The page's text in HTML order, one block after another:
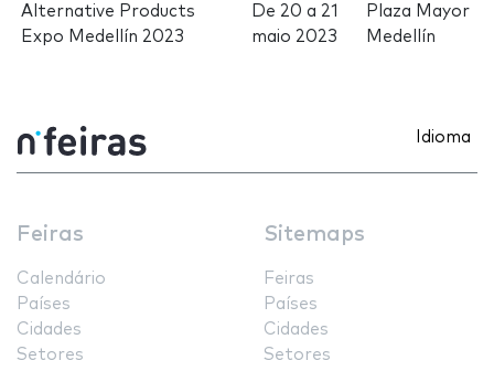
Alternative Products
Expo Medellín 2023
De 20 a 21
maio 2023
Plaza Mayor
Medellín
Idioma
Feiras
Calendário
Países
Cidades
Setores
Sitemaps
Feiras
Países
Cidades
Setores